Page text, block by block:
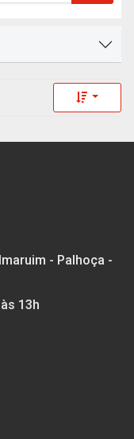
Toggle
- Palhoça -
13h